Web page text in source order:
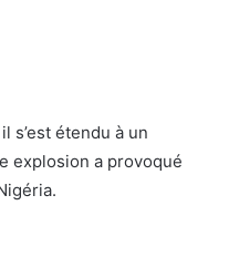
s’est étendu à un
explosion a provoqué